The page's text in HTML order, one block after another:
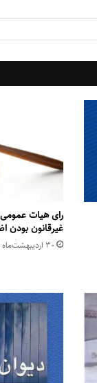
رای هیات
غیرقانون بودن
۳۰ اردیبهشت‌ماه ۱۴۰۵